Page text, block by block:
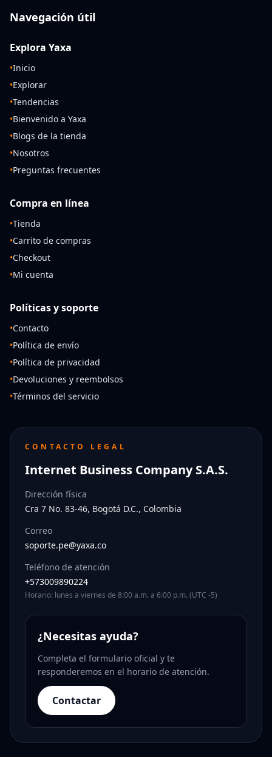
Navegación útil
Explora Yaxa
•Inicio
•Explorar
•Tendencias
•Bienvenido a Yaxa
•Blogs de la tienda
•Nosotros
•Preguntas frecuentes
Compra en línea
•Tienda
•Carrito de compras
•Checkout
•Mi cuenta
Políticas y soporte
•Contacto
•Política de envío
•Política de privacidad
•Devoluciones y reembolsos
•Términos del servicio
CONTACTO LEGAL
Internet Business Company S.A.S.
Dirección física
Cra 7 No. 83-46, Bogotá D.C., Colombia
Correo
soporte.pe@yaxa.co
Teléfono de atención
+573009890224
Horario: lunes a viernes de 8:00 a.m. a 6:00 p.m. (UTC -5)
¿Necesitas ayuda?
Completa el formulario oficial y te
responderemos en el horario de atención.
Contactar